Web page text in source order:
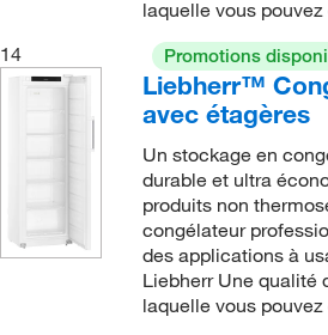
laquelle vous
14
Promotions
Liebherr™
avec étagères
Un stockage en
durable et ultra
produits non
congélateur
des applications à
Liebherr Une qualité
laquelle vous